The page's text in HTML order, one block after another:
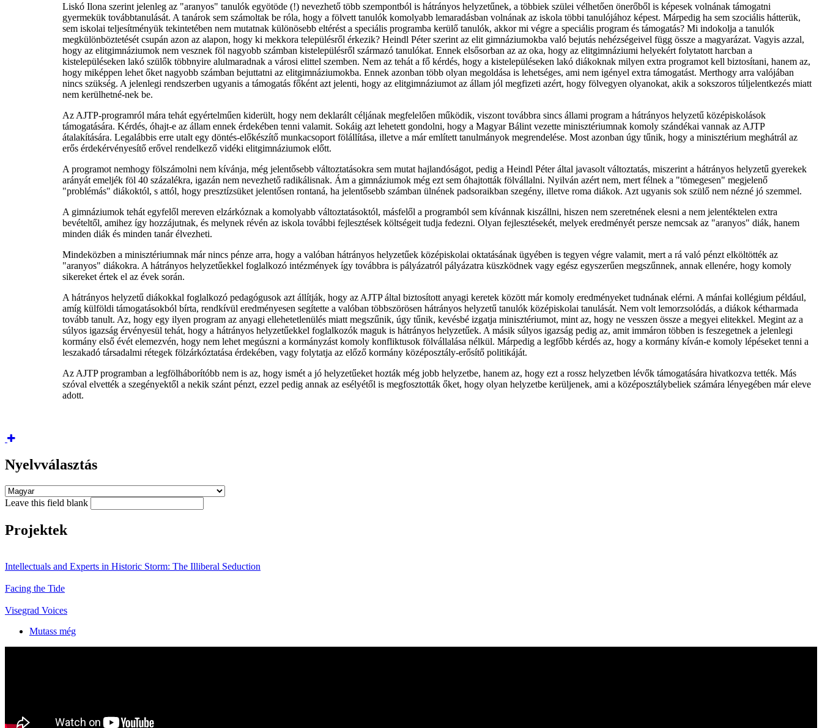
Liskó Ilona szerint jelenleg az "aranyos" tanulók egyötöde (!) nevezhető több szempontból is hátrányos helyzetűnek, a többiek szülei vélhetően önerőből is képesek volnának támogatni
gyermekük továbbtanulását. A tanárok sem számoltak be róla, hogy a fölvett tanulók komolyabb lemaradásban volnának az iskola többi tanulójához képest. Márpedig ha sem szociális hátterük,
sem iskolai teljesítményük tekintetében nem mutatnak különösebb eltérést a speciális programba kerülő tanulók, akkor mi végre a speciális program és támogatás? Mi indokolja a tanulók
megkülönböztetését csupán azon az alapon, hogy ki mekkora településről érkezik? Heindl Péter szerint az elit gimnáziumokba való bejutás nehézségeivel függ össze a magyarázat. Vagyis azzal,
hogy az elitgimnáziumok nem vesznek föl nagyobb számban kistelepülésről származó tanulókat. Ennek elsősorban az az oka, hogy az elitgimnáziumi helyekért folytatott harcban a
kistelepüléseken lakó szülők többnyire alulmaradnak a városi elittel szemben. Nem az tehát a fő kérdés, hogy a kistelepüléseken lakó diákoknak milyen extra programot kell biztosítani, hanem az,
hogy miképpen lehet őket nagyobb számban bejuttatni az elitgimnáziumokba. Ennek azonban több olyan megoldása is lehetséges, ami nem igényel extra támogatást. Merthogy arra valójában
nincs szükség. A jelenlegi rendszerben ugyanis a támogatás főként azt jelenti, hogy az elitgimnáziumot az állam jól megfizeti azért, hogy fölvegyen olyanokat, akik a sokszoros túljelentkezés miatt
nem kerülhetné-nek be.
Az AJTP-programról mára tehát egyértelműen kiderült, hogy nem deklarált céljának megfelelően működik, viszont továbbra sincs állami program a hátrányos helyzetű középiskolások
támogatására. Kérdés, óhajt-e az állam ennek érdekében tenni valamit. Sokáig azt lehetett gondolni, hogy a Magyar Bálint vezette minisztériumnak komoly szándékai vannak az AJTP
átalakítására. Legalábbis erre utalt egy döntés-előkészítő munkacsoport fölállítása, illetve a már említett tanulmányok megrendelése. Most azonban úgy tűnik, hogy a minisztérium meghátrál az
erős érdekérvényesítő erővel rendelkező vidéki elitgimnáziumok előtt.
A programot nemhogy fölszámolni nem kívánja, még jelentősebb változtatásokra sem mutat hajlandóságot, pedig a Heindl Péter által javasolt változtatás, miszerint a hátrányos helyzetű gyerekek
arányát emeljék föl 40 százalékra, igazán nem nevezhető radikálisnak. Ám a gimnáziumok még ezt sem óhajtották fölvállalni. Nyilván azért nem, mert félnek a "tömegesen" megjelenő
"problémás" diákoktól, s attól, hogy presztízsüket jelentősen rontaná, ha jelentősebb számban ülnének padsoraikban szegény, illetve roma diákok. Azt ugyanis sok szülő nem nézné jó szemmel.
A gimnáziumok tehát egyfelől mereven elzárkóznak a komolyabb változtatásoktól, másfelől a programból sem kívánnak kiszállni, hiszen nem szeretnének elesni a nem jelentéktelen extra
bevételtől, amihez így hozzájutnak, és melynek révén az iskola további fejlesztések költségeit tudja fedezni. Olyan fejlesztésekét, melyek eredményét persze nemcsak az "aranyos" diák, hanem
minden diák és minden tanár élvezheti.
Mindeközben a minisztériumnak már nincs pénze arra, hogy a valóban hátrányos helyzetűek középiskolai oktatásának ügyében is tegyen végre valamit, mert a rá való pénzt elköltötték az
"aranyos" diákokra. A hátrányos helyzetűekkel foglalkozó intézmények így továbbra is pályázatról pályázatra küszködnek vagy egész egyszerűen megszűnnek, annak ellenére, hogy komoly
sikereket értek el az évek során.
A hátrányos helyzetű diákokkal foglalkozó pedagógusok azt állítják, hogy az AJTP által biztosított anyagi keretek között már komoly eredményeket tudnának elérni. A mánfai kollégium például,
amíg külföldi támogatásokból bírta, rendkívül eredményesen segítette a valóban többszörösen hátrányos helyzetű tanulók középiskolai tanulását. Nem volt lemorzsolódás, a diákok kétharmada
tovább tanult. Az, hogy egy ilyen program az anyagi ellehetetlenülés miatt megszűnik, úgy tűnik, kevésbé izgatja minisztériumot, mint az, hogy ne vesszen össze a megyei elitekkel. Megint az a
súlyos igazság érvényesül tehát, hogy a hátrányos helyzetűekkel foglalkozók maguk is hátrányos helyzetűek. A másik súlyos igazság pedig az, amit immáron többen is feszegetnek a jelenlegi
kormány első évét elemezvén, hogy nem lehet megúszni a kormányzást komoly konfliktusok fölvállalása nélkül. Márpedig a legfőbb kérdés az, hogy a kormány kíván-e komoly lépéseket tenni a
leszakadó társadalmi rétegek fölzárkóztatása érdekében, vagy folytatja az előző kormány középosztály-erősítő politikáját.
Az AJTP programban a legfölháborítóbb nem is az, hogy ismét a jó helyzetűeket hozták még jobb helyzetbe, hanem az, hogy ezt a rossz helyzetben lévők támogatására hivatkozva tették. Más
szóval elvették a szegényektől a nekik szánt pénzt, ezzel pedig annak az esélyétől is megfosztották őket, hogy olyan helyzetbe kerüljenek, ami a középosztálybeliek számára lényegében már eleve
adott.
Nyelvválasztás
Leave this field blank
Projektek
Intellectuals and Experts in Historic Storm: The Illiberal Seduction
Facing the Tide
Visegrad Voices
Mutass még